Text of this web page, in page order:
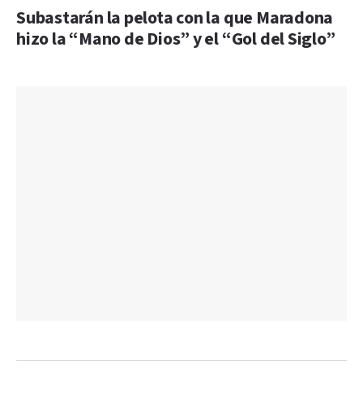
Subastarán la pelota con la que Maradona
hizo la “Mano de Dios” y el “Gol del Siglo”